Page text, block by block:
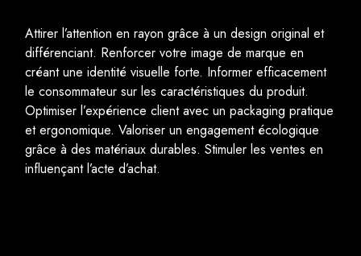
Attirer l’attention en rayon grâce à un design original et
différenciant. Renforcer votre image de marque en
créant une identité visuelle forte. Informer efficacement
le consommateur sur les caractéristiques du produit.
Optimiser l’expérience client avec un packaging pratique
et ergonomique. Valoriser un engagement écologique
grâce à des matériaux durables. Stimuler les ventes en
influençant l’acte d’achat.